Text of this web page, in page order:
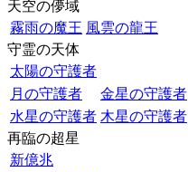
天空の儚域
霧雨の魔王 風雲の龍王
守霊の天体
太陽の守護者
月の守護者
金星の守護者
水星の守護者 木星の守護者
再臨の超星
新億兆